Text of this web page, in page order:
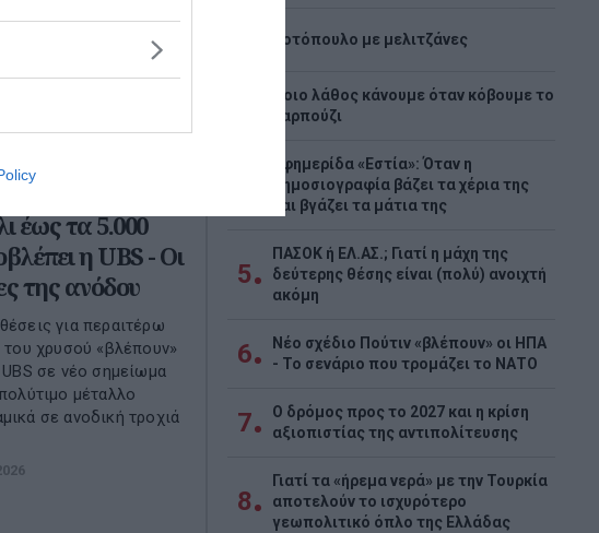
έως τα 5.000
η UBS - Οι
της ανόδου
για περαιτέρω
του χρυσού «βλέπουν»
σε νέο σημείωμα
μέταλλο
σε ανοδική τροχιά
Κοτόπουλο με μελιτζάνες
Ποιο λάθος κάνουμε όταν κόβουμε το
καρπούζι
Εφημερίδα «Εστία»: Όταν η
δημοσιογραφία βάζει τα χέρια της
και βγάζει τα μάτια της
5
ΠΑΣΟΚ ή ΕΛ.ΑΣ.; Γιατί η μάχη της
δεύτερης θέσης είναι (πολύ) ανοιχτή
ακόμη
6
Νέο σχέδιο Πούτιν «βλέπουν» οι ΗΠΑ
- Το σενάριο που τρομάζει το ΝΑΤΟ
7
Ο δρόμος προς το 2027 και η κρίση
αξιοπιστίας της αντιπολίτευσης
8
Γιατί τα «ήρεμα νερά» με την Τουρκία
αποτελούν το ισχυρότερο
γεωπολιτικό όπλο της Ελλάδας